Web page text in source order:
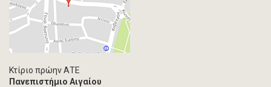
Κτίριο πρώην ΑΤΕ
Πανεπιστήμιο Αιγαίου